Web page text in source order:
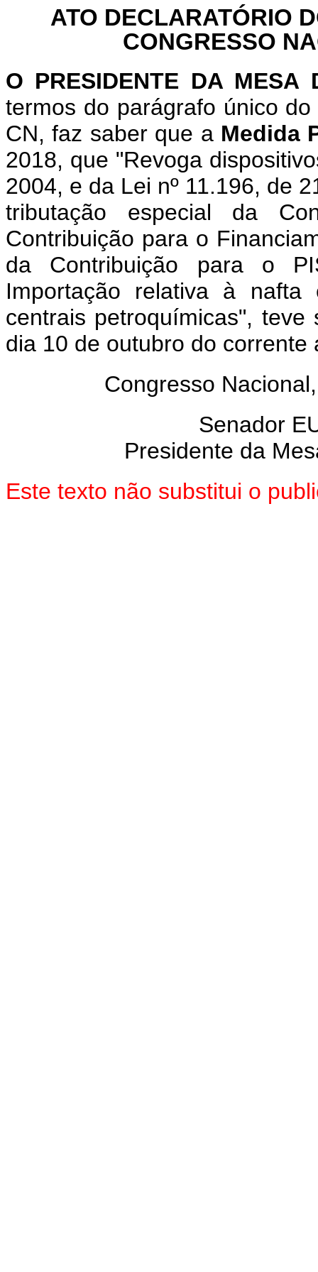
ATO DECLARATÓRIO
CONGRESSO
O PRESIDENTE DA MESA
termos do parágrafo único
CN, faz saber que a Medida
2018, que "Revoga
2004, e da Lei nº 11.196, de
tributação especial da
Contribuição para o
da Contribuição para o
Importação relativa à
centrais petroquímicas",
dia 10 de outubro do corrente
Congresso
Senador
Presidente da
Este texto não substitui o